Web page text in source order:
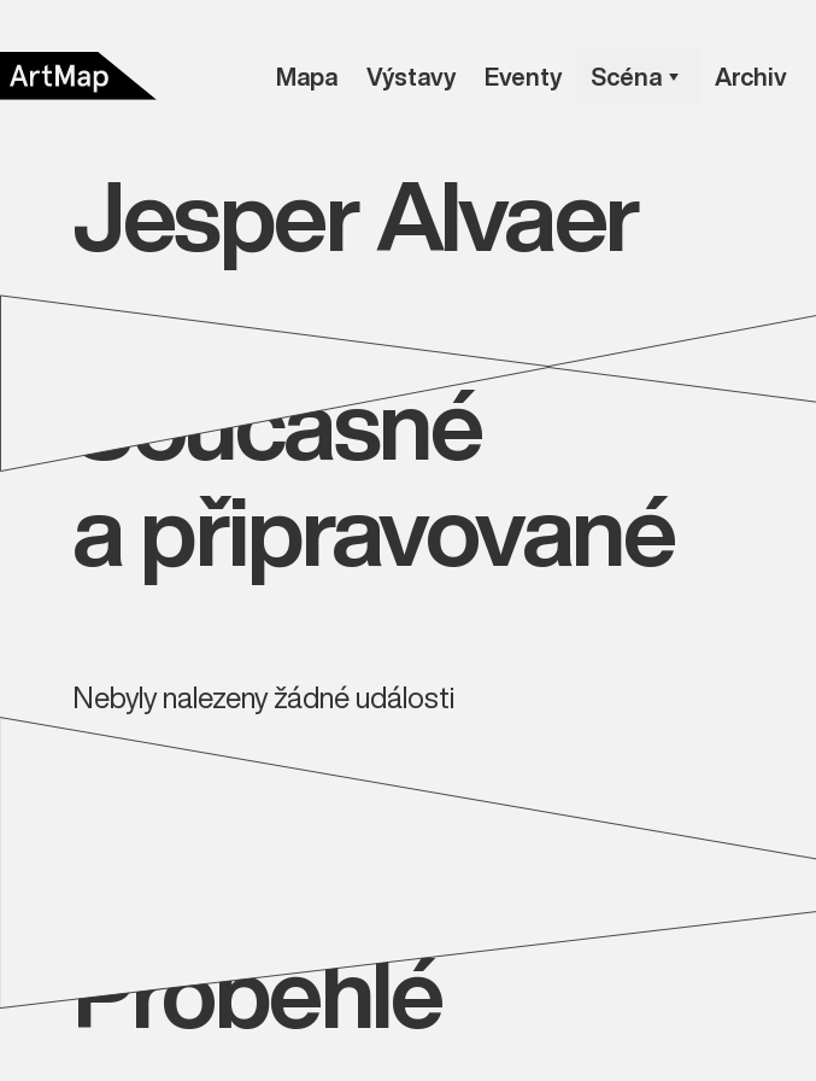
Mapa Výstavy Eventy Scéna Archiv
Jesper Alvaer
Současné
a připravované
Nebyly nalezeny žádné události
Proběhlé